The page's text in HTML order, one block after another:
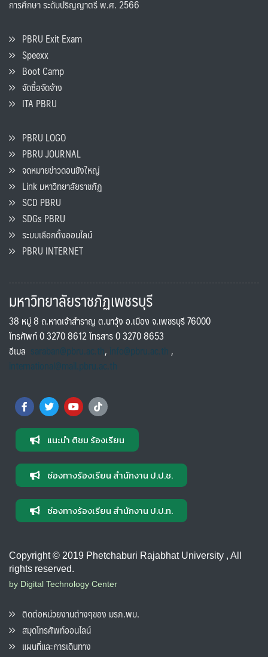
การศึกษา ระดับปริญญาตรี พ.ศ. 2566
PBRU Exit Exam
Speexx
Boot Camp
จัดซื้อจัดจ้าง
ITA PBRU
PBRU LOGO
PBRU JOURNAL
จดหมายข่าวดอนขังใหญ่
Link มหาวิทยาลัยราชภัฏ
SCD PBRU
SDGs PBRU
ระบบเลือกตั้งออนไลน์
PBRU INTERNET
มหาวิทยาลัยราชภัฏเพชรบุรี
38 หมู่ 8 ถ.หาดเจ้าสำราญ ต.นาวุ้ง อ.เมือง จ.เพชรบุรี 76000
โทรศัพท์ 0 3270 8612 โทรสาร 0 3270 8653
อีเมล saraban@pbru.ac.th, info@pbru.ac.th,
international@mail.pbru.ac.th
แนะนำ ติชม ร้องเรียน
ช่องทางร้องเรียน สำนักงาน ป.ป.ช.
ช่องทางร้องเรียน สำนักงาน ป.ป.ท.
Copyright © 2019 Phetchaburi Rajabhat University , All
rights reserved.
by Digital Technology Center
ติดต่อหน่วยงานต่างๆของ มรภ.พบ.
สมุดโทรศัพท์ออนไลน์
แผนที่และการเดินทาง